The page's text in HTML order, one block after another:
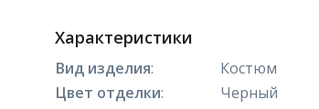
Характеристики
Вид изделия:
Костюм
Цвет отделки:
Черный